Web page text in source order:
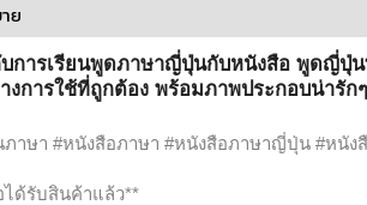
ย
การเรียนพูดภาษาญี่ปุ่นกับหนังสือ พูดญี่ปุ่น
งการใช้ที่ถูกต้อง พร้อมภาพประกอบน่ารั
ภาษา #หนังสือภาษา #หนังสือภาษาญี่ปุ่น #หนั
ได้รับสินค้าแล้ว**